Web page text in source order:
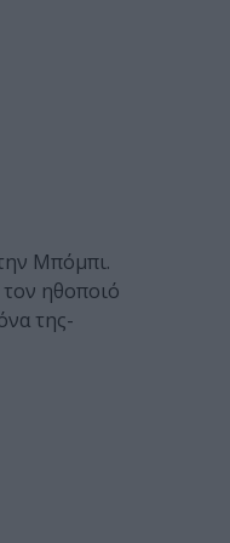
Μπόμπι.
ηθοποιό
της-